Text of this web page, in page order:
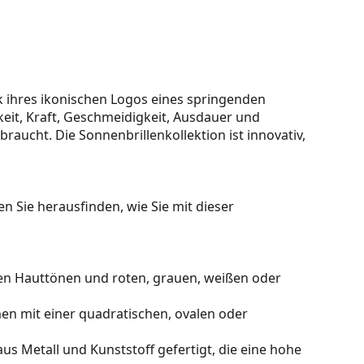
ikonischen Logos eines springenden
Kraft, Geschmeidigkeit, Ausdauer und
Die Sonnenbrillenkollektion ist innovativ,
Sie herausfinden, wie Sie mit dieser
Hauttönen und roten, grauen, weißen oder
mit einer quadratischen, ovalen oder
Metall und Kunststoff gefertigt, die eine hohe